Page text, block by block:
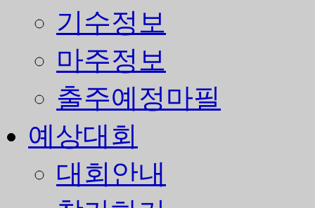
기수정보
마주정보
출주예정마필
예상대회
대회안내